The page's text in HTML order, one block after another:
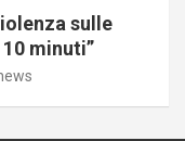
sulle
minuti”